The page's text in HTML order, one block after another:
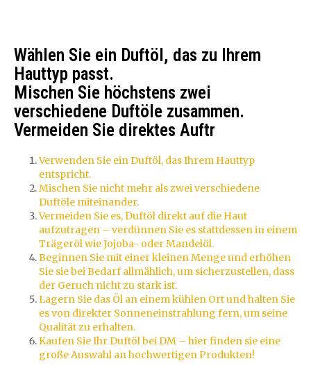
Wählen Sie ein Duftöl, das zu Ihrem
Hauttyp passt.
Mischen Sie höchstens zwei
verschiedene Duftöle zusammen.
Vermeiden Sie direktes Auftr
Verwenden Sie ein Duftöl, das Ihrem Hauttyp
entspricht.
Mischen Sie nicht mehr als zwei verschiedene
Duftöle miteinander.
Vermeiden Sie es, Duftöl direkt auf die Haut
aufzutragen – verdünnen Sie es stattdessen in einem
Trägeröl wie Jojoba- oder Mandelöl.
Beginnen Sie mit einer kleinen Menge und erhöhen
Sie sie bei Bedarf allmählich, um sicherzustellen, dass
der Geruch nicht zu stark ist.
Lagern Sie das Öl an einem kühlen Ort und halten Sie
es von direkter Sonneneinstrahlung fern, um seine
Qualität zu erhalten.
Kaufen Sie Ihr Duftöl bei DM – hier finden sie eine
große Auswahl an hochwertigen Produkten!